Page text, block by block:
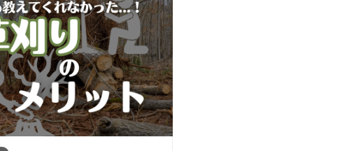
より自然な雰囲気を醸し出します。
生態系への貢献:
天然芝は土壌を保護し、水を浸透させ
ることで地下水の浸透を促進します。
また、酸素を放出し、二酸化炭素を吸
収するなど、環境に対するポジティブ
な影響をもたらします。
【長野市、大町市、須坂市、千曲市、
松本市、安曇野市、塩尻市、諏訪市、
岡谷市、茅野市、上田市、東御市、小
諸市、佐久市、軽井沢町、下諏訪町、
長和町、立科町、御代田町、辰野町、